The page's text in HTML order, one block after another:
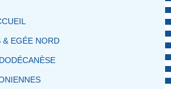
PRINCIPALE
SECONDAIRE
& EGÉE NORD